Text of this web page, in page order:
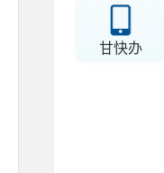
甘快办